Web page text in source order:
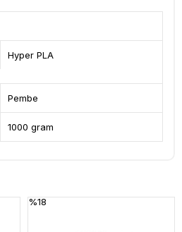
Hyper PLA
Pembe
1000 gram
%18